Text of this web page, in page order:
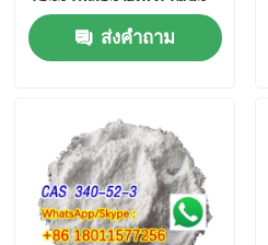
บ้าน
วิดีโอ
แพคปิ้งตามต้องการ
ส่งคำถาม